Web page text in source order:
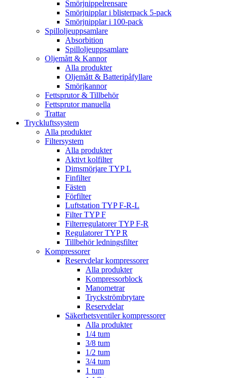
Smörjnippelrensare
Smörjnipplar i blisterpack 5-pack
Smörjnipplar i 100-pack
Spilloljeuppsamlare
Absorbition
Spilloljeuppsamlare
Oljemått & Kannor
Alla produkter
Oljemått & Batteripåfyllare
Smörjkannor
Fettsprutor & Tillbehör
Fettsprutor manuella
Trattar
Tryckluftssystem
Alla produkter
Filtersystem
Alla produkter
Aktivt kolfilter
Dimsmörjare TYP L
Finfilter
Fästen
Förfilter
Luftstation TYP F-R-L
Filter TYP F
Filterregulatorer TYP F-R
Regulatorer TYP R
Tillbehör ledningsfilter
Kompressorer
Reservdelar kompressorer
Alla produkter
Kompressorblock
Manometrar
Tryckströmbrytare
Reservdelar
Säkerhetsventiler kompressorer
Alla produkter
1/4 tum
3/8 tum
1/2 tum
3/4 tum
1 tum